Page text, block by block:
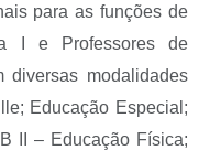
para as funções de
I e Professores de
diversas modalidades
Educação Especial;
II – Educação Física;